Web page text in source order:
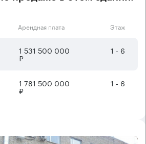
Арендная плата Этаж
1 531 500 000
₽
1 - 6
1 781 500 000
₽
1 - 6